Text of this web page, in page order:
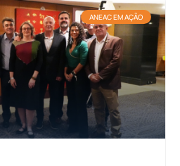
ANEAC EM AÇÃO